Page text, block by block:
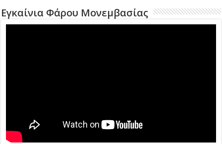
Εγκαίνια Φάρου Μονεμβασίας